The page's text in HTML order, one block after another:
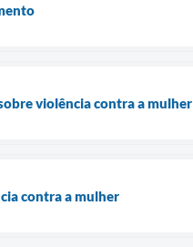
violência contra a mulher
contra a mulher